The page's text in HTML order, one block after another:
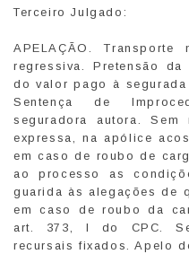
Terceiro Julgado:
APELAÇÃO. Transporte
regressiva. Pretensão da
do valor pago à
Sentença de
seguradora autora. Sem
expressa, na apólice
em caso de roubo de
ao processo as
guarida às alegações de
em caso de roubo da
art. 373, I do CPC.
recursais fixados. Apelo